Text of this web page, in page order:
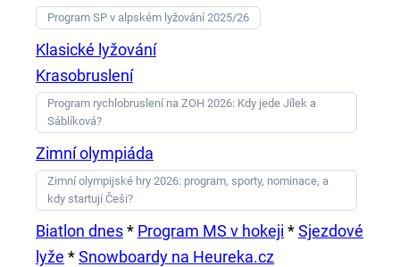
Program SP v alpském lyžování 2025/26
Klasické lyžování
Krasobruslení
Program rychlobruslení na ZOH 2026: Kdy jede Jílek a
Sáblíková?
Zimní olympiáda
Zimní olympijské hry 2026: program, sporty, nominace, a
kdy startují Češi?
Biatlon dnes* Program MS v hokeji *Sjezdové
lyže *Snowboardy na Heureka.cz